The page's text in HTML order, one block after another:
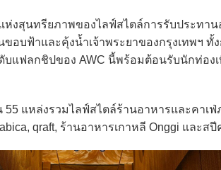
สุนทรียภาพของไลฟ์สไตล์การรับประทาน
ขอบฟ้าและคุ้งน้ำเจ้าพระยาของกรุงเทพฯ
บแฟลกชิปของ AWC นี้พร้อมต้อนรับนักท่อง
แหล่งรวมไลฟ์สไตล์ร้านอาหารและคาเฟ่
qraft, ร้านอาหารเกาหลี Onggi และส